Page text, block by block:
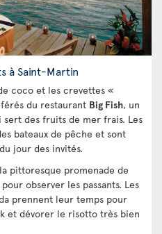
à Saint-Martin
coco et les crevettes «
du restaurant Big Fish, un
des fruits de mer frais. Les
bateaux de pêche et sont
jour des invités.
pittoresque promenade de
observer les passants. Les
prennent leur temps pour
et dévorer le risotto très bien